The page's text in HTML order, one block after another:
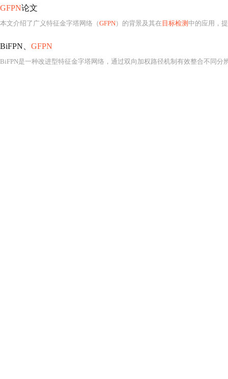
GFPN论文
本文介绍了广义特征金字塔网络（GFPN）的背景及其在 目标检测 中的应用，
BiFPN、 GFPN